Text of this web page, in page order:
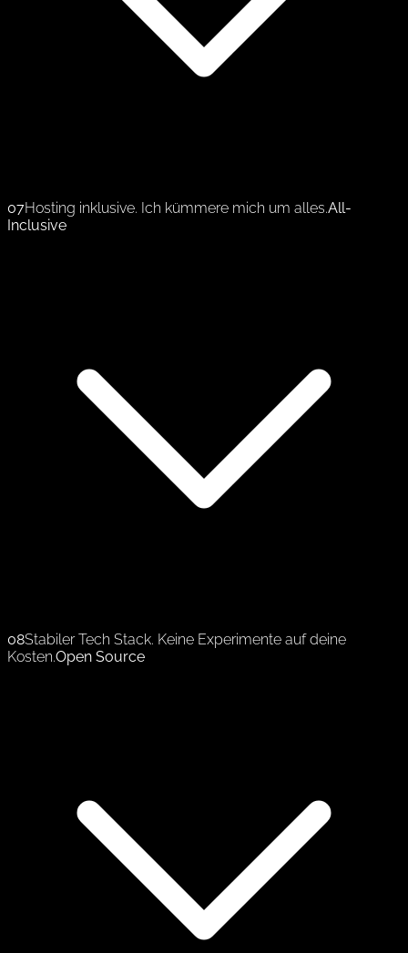
07Hosting inklusive. Ich kümmere mich um alles.All-
Inclusive
08Stabiler Tech Stack. Keine Experimente auf deine
Kosten.Open Source